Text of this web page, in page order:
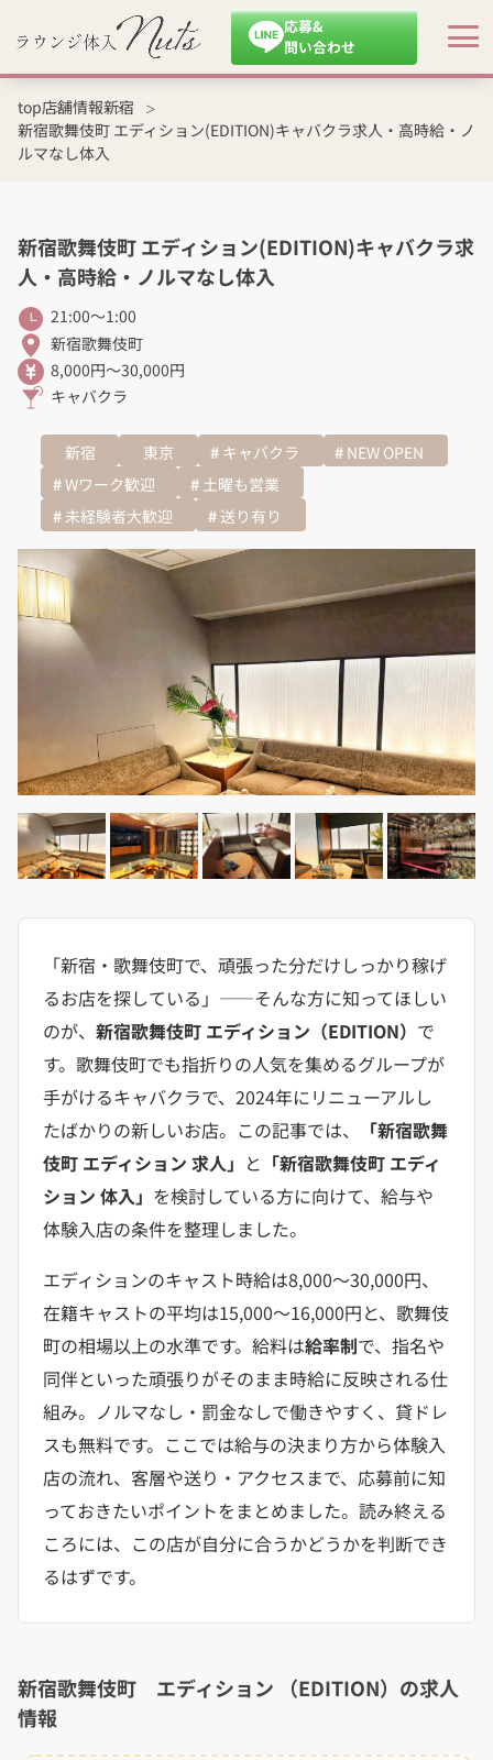
応募&
問い合わせ
top店舗情報新宿
新宿歌舞伎町 エディション(EDITION)キャバクラ求人・高時給・ノ
ルマなし体入
新宿歌舞伎町 エディション(EDITION)キャバクラ求
人・高時給・ノルマなし体入
21:00～1:00
新宿歌舞伎町
8,000円～30,000円
キャバクラ
新宿 東京 キャバクラ
NEW OPEN
Wワーク歓迎
土曜も営業
未経験者大歓迎
送り有り
「新宿・歌舞伎町で、頑張った分だけしっかり稼げ
るお店を探している」——そんな方に知ってほしい
のが、新宿歌舞伎町 エディション（EDITION） で
す。歌舞伎町でも指折りの人気を集めるグループが
手がけるキャバクラで、2024年にリニューアルし
たばかりの新しいお店。この記事では、
「新宿歌舞
伎町 エディション 求人」 と 「新宿歌舞伎町 エディ
ション 体入」 を検討している方に向けて、給与や
体験入店の条件を整理しました。
エディションのキャスト時給は8,000〜30,000円、
在籍キャストの平均は15,000〜16,000円と、歌舞伎
町の相場以上の水準です。給料は給率制で、指名や
同伴といった頑張りがそのまま時給に反映される仕
組み。ノルマなし・罰金なしで働きやすく、貸ドレ
スも無料です。ここでは給与の決まり方から体験入
店の流れ、客層や送り・アクセスまで、応募前に知
っておきたいポイントをまとめました。読み終える
ころには、この店が自分に合うかどうかを判断でき
るはずです。
新宿歌舞伎町 エディション （EDITION）の求人
情報